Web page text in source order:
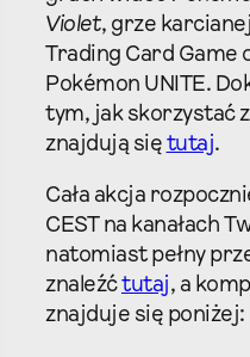
Violet, grze
Trading Card Game
Pokémon UNITE.
tym, jak skorzystać
znajdują się tutaj.
Cała akcja
CEST na kanałach
natomiast pełny
znaleźćtutaj, a
znajduje się poniżej: